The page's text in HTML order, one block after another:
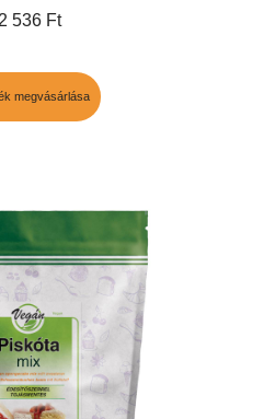
2 536 Ft
megvásárlása